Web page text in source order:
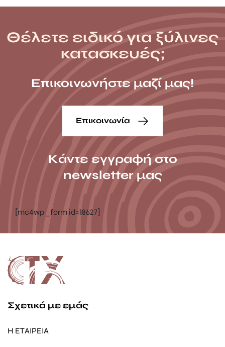
Θέλετε ειδικό για ξύλινες
κατασκευές;
Επικοινωνήστε μαζί μας!
Επικοινωνία
Κάντε εγγραφή στο
newsletter μας
[mc4wp_form id=18627]
Σχετικά με εμάς
Η ΕΤΑΙΡΕΙΑ